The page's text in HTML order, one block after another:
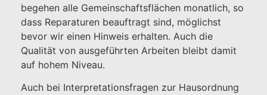
begehen alle Gemeinschaftsflächen monatlich, so
dass Reparaturen beauftragt sind, möglichst
bevor wir einen Hinweis erhalten. Auch die
Qualität von ausgeführten Arbeiten bleibt damit
auf hohem Niveau.
Auch bei Interpretationsfragen zur Hausordnung